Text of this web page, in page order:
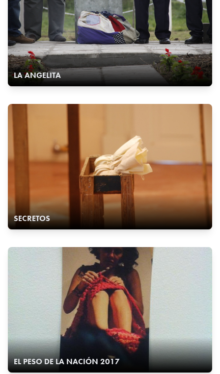
LA ANGELITA
SECRETOS
EL PESO DE LA NACIÓN 2017